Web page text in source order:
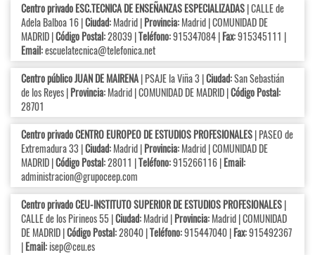
Centro privado ESC.TECNICA DE ENSEÑANZAS ESPECIALIZADAS| CALLE de
Adela Balboa 16 |Ciudad:Madrid |Provincia:Madrid | COMUNIDAD DE
MADRID |Código Postal:28039 |Teléfono:915347084 |Fax:915345111 |
Email:escuelatecnica@telefonica.net
Centro público JUAN DE MAIRENA| PSAJE la Viña 3 |Ciudad:San Sebastián
de los Reyes |Provincia:Madrid | COMUNIDAD DE MADRID |Código Postal:
28701
Centro privado CENTRO EUROPEO DE ESTUDIOS PROFESIONALES| PASEO de
Extremadura 33 |Ciudad:Madrid |Provincia:Madrid | COMUNIDAD DE
MADRID |Código Postal:28011 |Teléfono:915266116 |Email:
administracion@grupoceep.com
Centro privado CEU-INSTITUTO SUPERIOR DE ESTUDIOS PROFESIONALES|
CALLE de los Pirineos 55 |Ciudad:Madrid |Provincia:Madrid | COMUNIDAD
DE MADRID |Código Postal:28040 |Teléfono:915447040 |Fax:915492367
|Email:isep@ceu.es